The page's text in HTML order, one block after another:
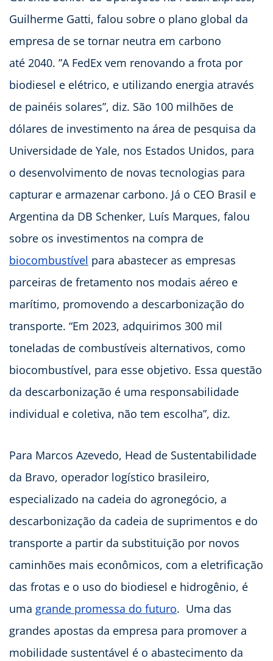
Guilherme Gatti, falou sobre o plano global da
empresa de se tornar neutra em carbono
até 2040. ”A FedEx vem renovando a frota por
biodiesel e elétrico, e utilizando energia através
de painéis solares”, diz. São 100 milhões de
dólares de investimento na área de pesquisa da
Universidade de Yale, nos Estados Unidos, para
o desenvolvimento de novas tecnologias para
capturar e armazenar carbono. Já o CEO Brasil e
Argentina da DB Schenker, Luís Marques, falou
sobre os investimentos na compra de
biocombustível para abastecer as empresas
parceiras de fretamento nos modais aéreo e
marítimo, promovendo a descarbonização do
transporte. “Em 2023, adquirimos 300 mil
toneladas de combustíveis alternativos, como
biocombustível, para esse objetivo. Essa questão
da descarbonização é uma responsabilidade
individual e coletiva, não tem escolha”, diz.
Para Marcos Azevedo, Head de Sustentabilidade
da Bravo, operador logístico brasileiro,
especializado na cadeia do agronegócio, a
descarbonização da cadeia de suprimentos e do
transporte a partir da substituição por novos
caminhões mais econômicos, com a eletrificação
das frotas e o uso do biodiesel e hidrogênio, é
uma grande promessa do futuro. Uma das
grandes apostas da empresa para promover a
mobilidade sustentável é o abastecimento da